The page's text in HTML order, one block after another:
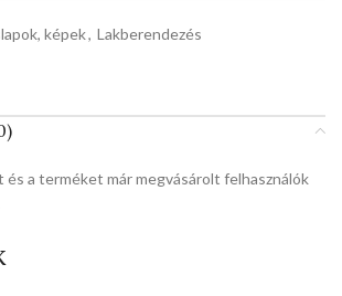
képek, Lakberendezés
a terméket már megvásárolt felhasználók